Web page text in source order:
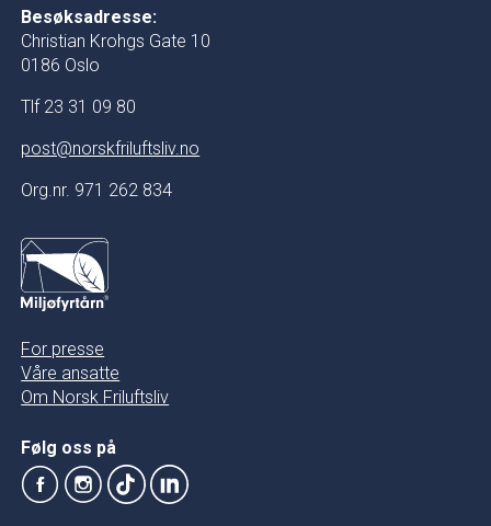
Besøksadresse:
Christian Krohgs Gate 10
0186 Oslo
Tlf 23 31 09 80
post@norskfriluftsliv.no
Org.nr. 971 262 834
For presse
Våre ansatte
Om Norsk Friluftsliv
Følg oss på